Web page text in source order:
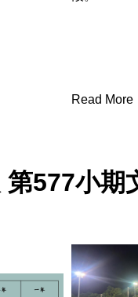
Read More
第577小期